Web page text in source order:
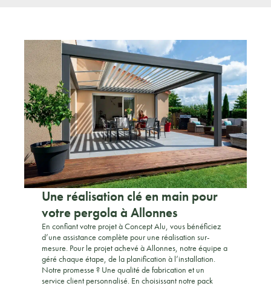
Une réalisation clé en main pour
votre pergola à Allonnes
En confiant votre projet à Concept Alu, vous bénéficiez
d’une assistance complète pour une réalisation sur-
mesure. Pour le projet achevé à Allonnes, notre équipe a
géré chaque étape, de la planification à l’installation.
Notre promesse ? Une qualité de fabrication et un
service client personnalisé. En choisissant notre pack